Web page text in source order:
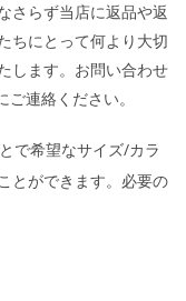
さらず当店に返品や返
ちにとって何より大切
します。お問い合わせ
ご連絡ください。
で希望なサイズ/カラ
とができます。必要の